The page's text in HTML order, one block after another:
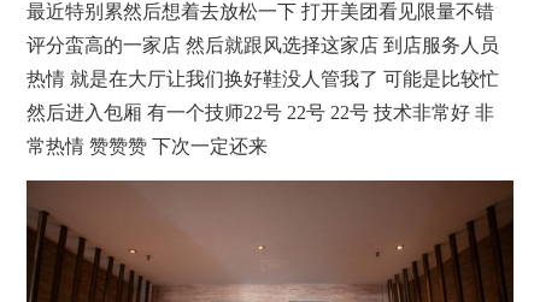
最近特别累然后想着去放松一下 打开美团看见限量不错
评分蛮高的一家店 然后就跟风选择这家店 到店服务人员
热情 就是在大厅让我们换好鞋没人管我了 可能是比较忙
然后进入包厢 有一个技师22号 22号 22号 技术非常好 非
常热情 赞赞赞 下次一定还来